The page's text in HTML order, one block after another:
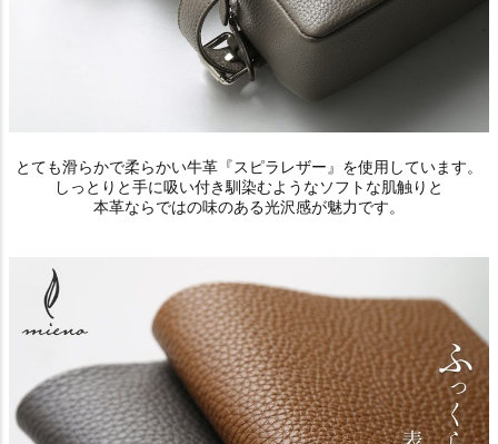
とても滑らかで柔らかい牛革『スピラレザー』を使用しています。
しっとりと手に吸い付き馴染むようなソフトな肌触りと
本革ならではの味のある光沢感が魅力です。